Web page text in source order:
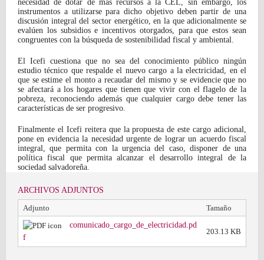
necesidad de dotar de más recursos a la CEL, sin embargo, los
instrumentos a utilizarse para dicho objetivo deben partir de una
discusión integral del sector energético, en la que adicionalmente se
evalúen los subsidios e incentivos otorgados, para que estos sean
congruentes con la búsqueda de sostenibilidad fiscal y ambiental.
El Icefi cuestiona que no sea del conocimiento público ningún
estudio técnico que respalde el nuevo cargo a la electricidad, en el
que se estime el monto a recaudar del mismo y se evidencie que no
se afectará a los hogares que tienen que vivir con el flagelo de la
pobreza, reconociendo además que cualquier cargo debe tener las
características de ser progresivo.
Finalmente el Icefi reitera que la propuesta de este cargo adicional,
pone en evidencia la necesidad urgente de lograr un acuerdo fiscal
integral, que permita con la urgencia del caso, disponer de una
política fiscal que permita alcanzar el desarrollo integral de la
sociedad salvadoreña.
ARCHIVOS ADJUNTOS
Adjunto
Tamaño
comunicado_cargo_de_electricidad.pd
f
203.13 KB